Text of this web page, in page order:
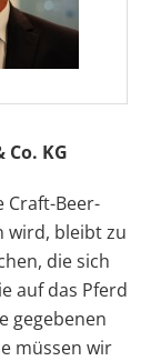
KG
Craft-Beer-
wird, bleibt zu
die sich
auf das Pferd
gegebenen
müssen wir